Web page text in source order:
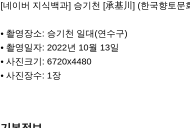
[네이버 지식백과] 승기천 [承基川] (한국향토문
• 촬영장소: 승기천 일대(연수구)
• 촬영일자: 2022년 10월 13일
• 사진크기: 6720x4480
• 사진장수: 1장